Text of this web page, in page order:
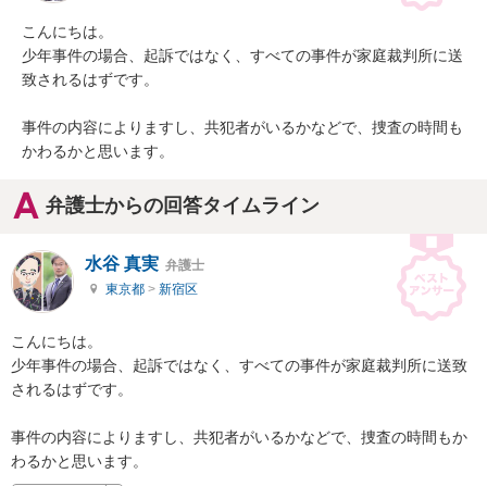
こんにちは。
少年事件の場合、起訴ではなく、すべての事件が家庭裁判所に送
致されるはずです。
事件の内容によりますし、共犯者がいるかなどで、捜査の時間も
かわるかと思います。
弁護士からの回答タイムライン
水谷 真実 弁護士
東京都 > 新宿区
こんにちは。
少年事件の場合、起訴ではなく、すべての事件が家庭裁判所に送致
されるはずです。
事件の内容によりますし、共犯者がいるかなどで、捜査の時間もか
わるかと思います。